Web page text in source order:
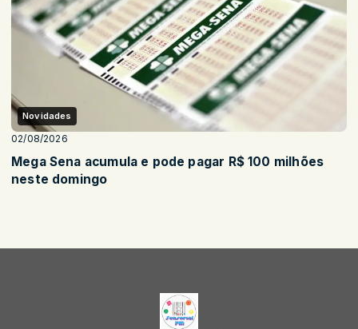
Novidades
02/08/2026
Mega Sena acumula e pode pagar R$ 100 milhões
neste domingo